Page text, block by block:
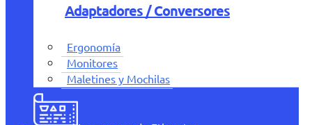
Adaptadores / Conversores
Ergonomía
Monitores
Maletines y Mochilas